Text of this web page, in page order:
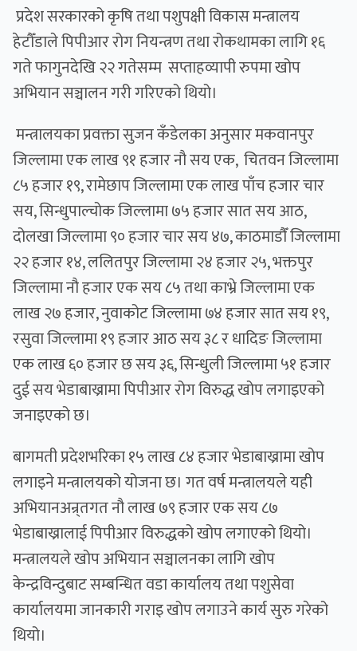
प्रदेश सरकारको कृषि तथा पशुपक्षी विकास मन्त्रालय
हेटौँडाले पिपीआर रोग नियन्त्रण तथा रोकथामका लागि १६
गते फागुनदेखि २२ गतेसम्म सप्ताहव्यापी रुपमा खोप
अभियान सञ्चालन गरी गरिएको थियो।
मन्त्रालयका प्रवक्ता सुजन कँडेलका अनुसार मकवानपुर
जिल्लामा एक लाख ९१ हजार नौ सय एक, चितवन जिल्लामा
८५ हजार १९, रामेछाप जिल्लामा एक लाख पाँच हजार चार
सय, सिन्धुपाल्चोक जिल्लामा ७५ हजार सात सय आठ,
दोलखा जिल्लामा ९० हजार चार सय ४७, काठमाडाैँ जिल्लामा
२२ हजार १४, ललितपुर जिल्लामा २४ हजार २५, भक्तपुर
जिल्लामा नौ हजार एक सय ८५ तथा काभ्रे जिल्लामा एक
लाख २७ हजार, नुवाकोट जिल्लामा ७४ हजार सात सय १९,
रसुवा जिल्लामा १९ हजार आठ सय ३८ र धादिङ जिल्लामा
एक लाख ६० हजार छ सय ३६, सिन्धुली जिल्लामा ५१ हजार
दुई सय भेडाबाख्रामा पिपीआर रोग विरुद्ध खोप लगाइएको
जनाइएको छ।
बागमती प्रदेशभरिका १५ लाख ८४ हजार भेडाबाख्रामा खोप
लगाइने मन्त्रालयको योजना छ। गत वर्ष मन्त्रालयले यही
अभियानअन्र्तगत नौ लाख ७९ हजार एक सय ८७
भेडाबाख्रालाई पिपीआर विरुद्धको खोप लगाएको थियो।
मन्त्रालयले खोप अभियान सञ्चालनका लागि खोप
केन्द्रविन्दुबाट सम्बन्धित वडा कार्यालय तथा पशुसेवा
कार्यालयमा जानकारी गराइ खोप लगाउने कार्य सुरु गरेको
थियो।